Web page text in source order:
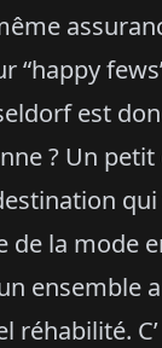
“happy
est
? Un petit
qui
de la mode
ensemble
réhabilité.